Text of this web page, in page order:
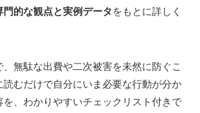
門的な観点と実例データをもとに詳しく
無駄な出費や二次被害を未然に防ぐこ
読むだけで自分にいま必要な行動が分か
を、わかりやすいチェックリスト付きで